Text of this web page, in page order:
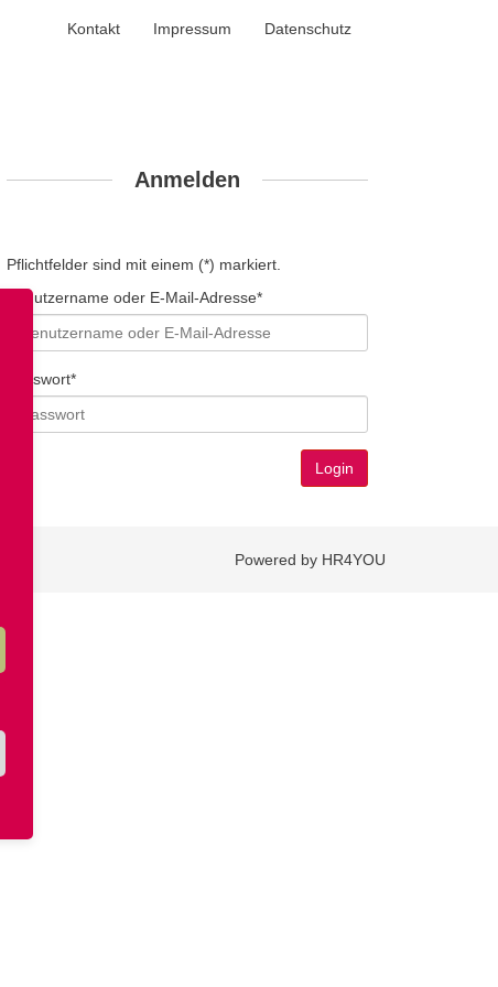
Kontakt Impressum Datenschutz
Anmelden
Pflichtfelder sind mit einem (*) markiert.
Benutzername oder E-Mail-Adresse*
Passwort*
Powered by HR4YOU